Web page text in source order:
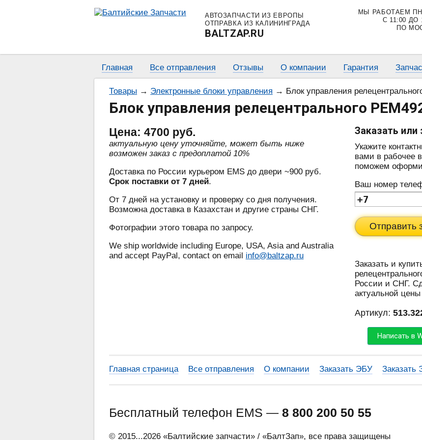
АВТОЗАПЧАСТИ ИЗ ЕВРОПЫ
ОТПРАВКА ИЗ КАЛИНИНГРАДА
BALTZAP.RU
МЫ РАБОТАЕМ
С 11:00 ДО
ПО
Главная Все отправления Отзывы О компании Гарантия
Товары → Электронные блоки управления → Блок управления
Блок управления релецентрального
Цена: 4700 руб.
актуальную цену уточняйте, может быть ниже
возможен заказ с предоплатой 10%
Доставка по России курьером EMS до двери ~900 руб.
Срок поставки от 7 дней.
От 7 дней на установку и проверку со дня получения.
Возможна доставка в Казахстан и другие страны СНГ.
Фотографии этого товара по запросу.
We ship worldwide including Europe, USA, Asia and Australia
and accept PayPal, contact on email info@baltzap.ru
Заказать или
Укажите
вами в рабочее
поможем
Ваш номер
Отправить
Заказать и
России и СНГ.
актуальной
Артикул:
Написать в
Главная страница Все отправления О компании Заказать ЭБУ
Бесплатный телефон EMS — 8 800 200 50 55
© 2015...2026 «Балтийские запчасти» / «БалтЗап», все права защищены